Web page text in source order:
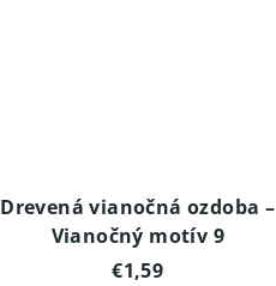
Drevená vianočná ozdoba –
Vianočný motív 9
€1,59